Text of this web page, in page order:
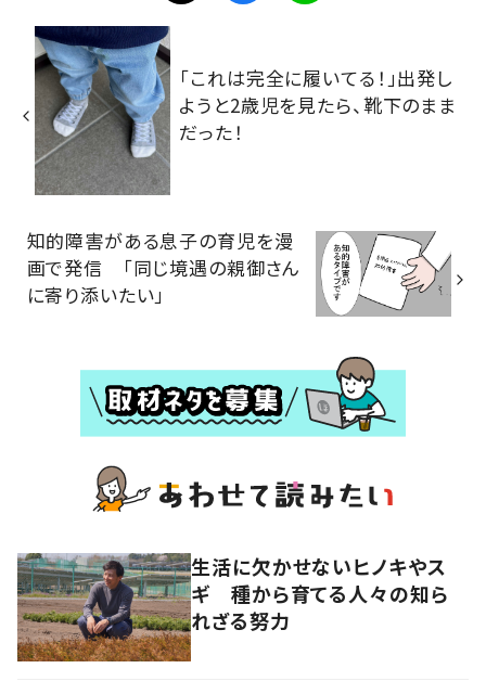
「これは完全に履いてる！」出発し
ようと2歳児を見たら、靴下のまま
だった！
知的障害がある息子の育児を漫
画で発信 「同じ境遇の親御さん
に寄り添いたい」
生活に欠かせないヒノキやス
ギ 種から育てる人々の知ら
れざる努力